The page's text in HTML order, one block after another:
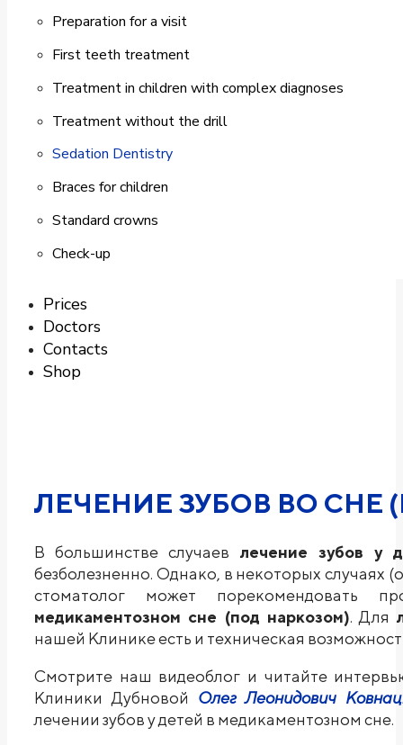
Preparation for a visit
First teeth treatment
Treatment in children with complex diagnoses
Treatment without the drill
Sedation Dentistry
Braces for children
Standard crowns
Check-up
Prices
Doctors
Contacts
Shop
ЛЕЧЕНИЕ ЗУБОВ ВО СНЕ
В большинстве случаев лечение зубов у
безболезненно. Однако, в некоторых случаях
стоматолог может порекомендовать
медикаментозном сне (под наркозом). Для
нашей Клинике есть и техническая
Смотрите наш видеоблог и читайте
Клиники Дубновой Олег Леонидович
лечении зубов у детей в медикаментозном сне.